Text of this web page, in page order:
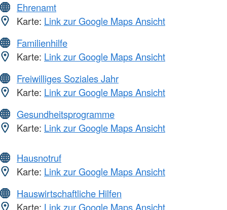
Ehrenamt
Karte: Link zur Google Maps Ansicht
Familienhilfe
Karte: Link zur Google Maps Ansicht
Freiwilliges Soziales Jahr
Karte: Link zur Google Maps Ansicht
Gesundheitsprogramme
Karte: Link zur Google Maps Ansicht
Hausnotruf
Karte: Link zur Google Maps Ansicht
Hauswirtschaftliche Hilfen
Karte: Link zur Google Maps Ansicht